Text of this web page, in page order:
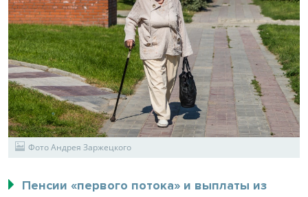
Фото Андрея Заржецкого
Пенсии «первого потока» и выплаты из